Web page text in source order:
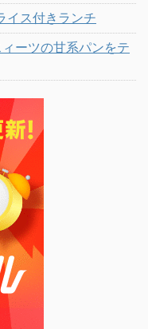
イス付きランチ
ーツの甘系パンをテ